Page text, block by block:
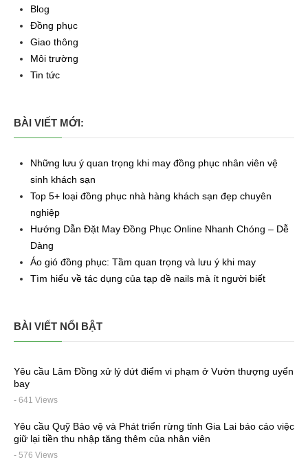
Blog
Đồng phục
Giao thông
Môi trường
Tin tức
BÀI VIẾT MỚI:
Những lưu ý quan trọng khi may đồng phục nhân viên vệ
sinh khách sạn
Top 5+ loại đồng phục nhà hàng khách sạn đẹp chuyên
nghiệp
Hướng Dẫn Đặt May Đồng Phục Online Nhanh Chóng – Dễ
Dàng
Áo gió đồng phục: Tầm quan trọng và lưu ý khi may
Tìm hiểu về tác dụng của tạp dề nails mà ít người biết
BÀI VIẾT NỔI BẬT
Yêu cầu Lâm Đồng xử lý dứt điểm vi phạm ở Vườn thượng uyển
bay
- 641 Views
Yêu cầu Quỹ Bảo vệ và Phát triển rừng tỉnh Gia Lai báo cáo việc
giữ lại tiền thu nhập tăng thêm của nhân viên
- 576 Views